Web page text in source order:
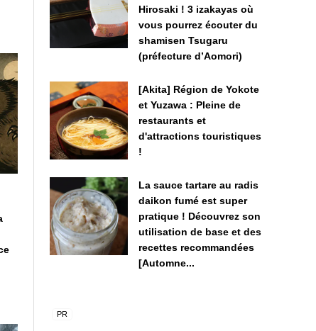
Hirosaki ! 3 izakayas où
vous pourrez écouter du
shamisen Tsugaru
(préfecture d’Aomori)
[Akita] Région de Yokote
et Yuzawa : Pleine de
restaurants et
d'attractions touristiques
!
La sauce tartare au radis
daikon fumé est super
pratique ! Découvrez son
utilisation de base et des
recettes recommandées
[Automne...